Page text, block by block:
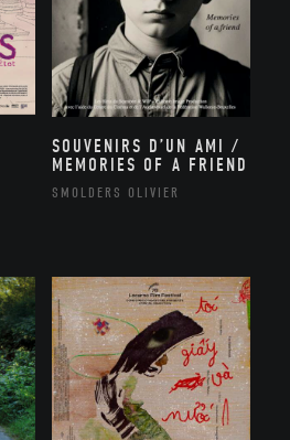
SOUVENIRS D’UN AMI /
MEMORIES OF A FRIEND
SMOLDERS OLIVIER